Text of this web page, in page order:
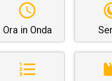
Ora in Onda